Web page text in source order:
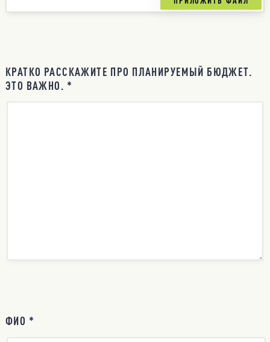
КРАТКО РАССКАЖИТЕ ПРО ПЛАНИРУЕМЫЙ БЮДЖЕТ.
ЭТО ВАЖНО. *
ФИО *